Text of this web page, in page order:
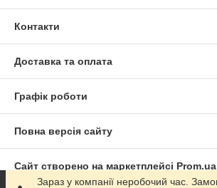
Контакти
Доставка та оплата
Графік роботи
Повна версія сайту
Сайт створено на маркетплейсі Prom.ua
Зараз у компанії неробочий час.